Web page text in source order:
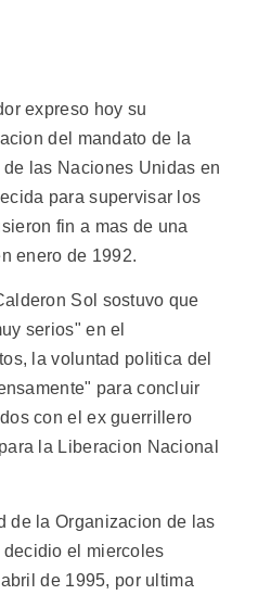
expreso hoy su
del mandato de la
las Naciones Unidas en
para supervisar los
fin a mas de una
enero de 1992.
Sol sostuvo que
serios" en el
la voluntad politica del
para concluir
con el ex guerrillero
la Liberacion Nacional
de la Organizacion de las
el miercoles
de 1995, por ultima